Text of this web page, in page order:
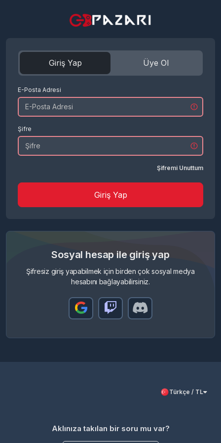
Giriş Yap Üye Ol
E-Posta Adresi
Şifre
Şifremi Unuttum
Giriş Yap
Sosyal hesap ile giriş yap
Şifresiz giriş yapabilmek için birden çok sosyal medya
hesabını bağlayabilirsiniz.
Türkçe / TL
Aklınıza takılan bir soru mu var?